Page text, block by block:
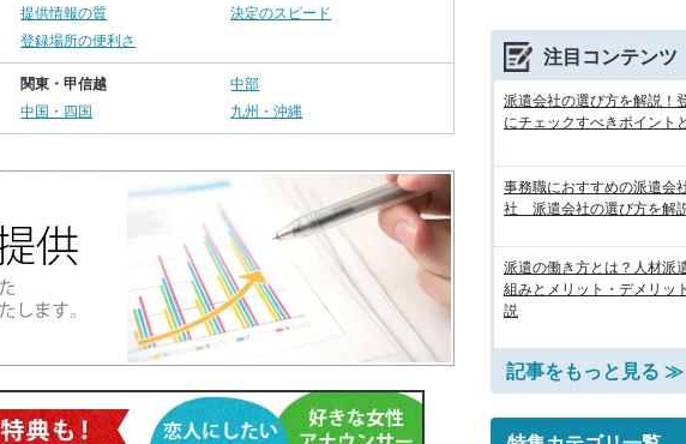
提供情報の質
決定のスピード
登録場所の便利さ
関東・甲信越
中部
中国・四国 九州・沖縄
注目コンテンツ
派遣会社の選び方を解説！
にチェックすべきポイント
事務職におすすめの派遣会
社 派遣会社の選び方を解
派遣の働き方とは？人材派
組みとメリット・デメリッ
説
記事をもっと見る ≫